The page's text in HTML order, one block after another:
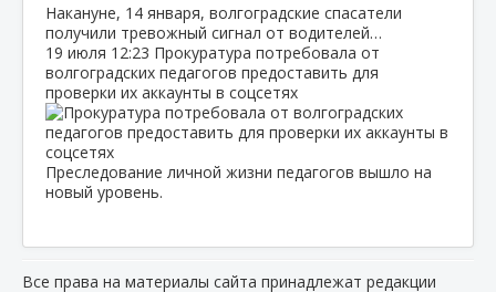
Накануне, 14 января, волгоградские спасатели
получили тревожный сигнал от водителей…
19 июля 12:23 Прокуратура потребовала от
волгоградских педагогов предоставить для
проверки их аккаунты в соцсетях
Преследование личной жизни педагогов вышло на
новый уровень.
Все права на материалы сайта принадлежат редакции